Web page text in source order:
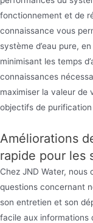
fonctionnement et de
connaissance vous
système d’eau pure,
minimisant les temps
connaissances
maximiser la valeur
objectifs de purification
Améliorations
rapide pour les
Chez JND Water, nous
questions concernant
son entretien et son
facile aux informations